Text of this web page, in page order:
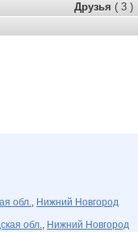
Друзья ( 3 )
обл., Нижний Новгород
обл., Нижний Новгород